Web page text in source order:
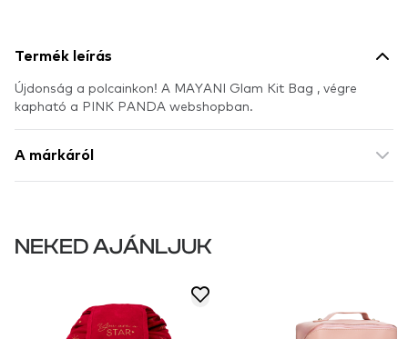
Termék leírás
Újdonság a polcainkon! A MAYANI Glam Kit Bag , végre
kapható a PINK PANDA webshopban.
A márkáról
NEKED AJÁNLJUK